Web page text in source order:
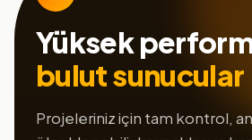
Yüksek
bulut sunucular
Projeleriniz için tam kontrol,